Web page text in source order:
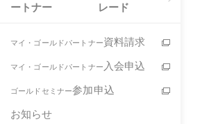
ートナー
レード
マイ・ゴールドパートナー資料請求
マイ・ゴールドパートナー 入会申込
ゴールドセミナー参加申込
お知らせ